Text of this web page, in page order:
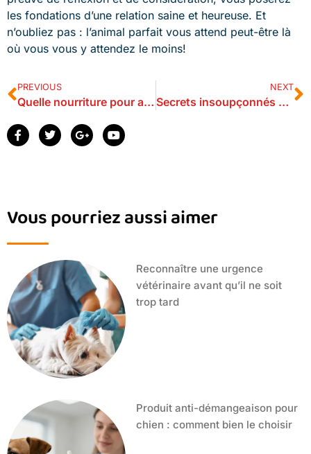
les fondations d’une relation saine et heureuse. Et
n’oubliez pas : l’animal parfait vous attend peut-être là
où vous vous y attendez le moins!
PREVIOUS
Quelle nourriture pour animaux surprendra et ravira votre compagnon ?
NEXT
Secrets insoupçonnés pour une alimentation parfaite de votre chatadoré
Vous pourriez aussi aimer
Reconnaître une urgence
vétérinaire avant qu’il ne soit
trop tard
Produit anti-démangeaison pour
chien : comment bien le choisir